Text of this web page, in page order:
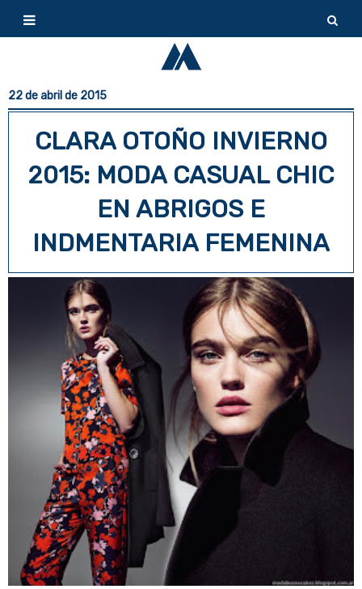
22 de abril de 2015
CLARA OTOÑO INVIERNO
2015: MODA CASUAL CHIC
EN ABRIGOS E
INDMENTARIA FEMENINA